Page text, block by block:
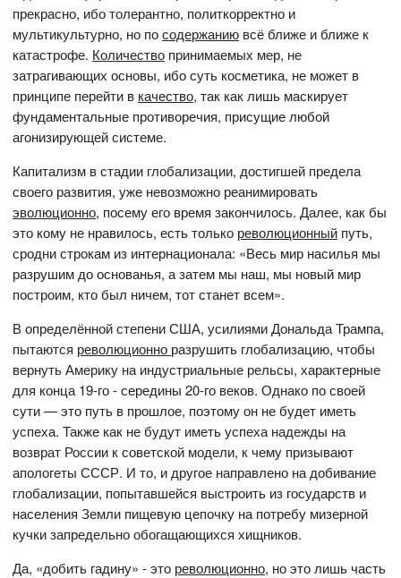
прекрасно, ибо толерантно, политкорректно и
мультикультурно, но посодержанию всё ближе и ближе к
катастрофе. Количество принимаемых мер, не
затрагивающих основы, ибо суть косметика, не может в
принципе перейти в качество, так как лишь маскирует
фундаментальные противоречия, присущие любой
агонизирующей системе.
Капитализм в стадии глобализации, достигшей предела
своего развития, уже невозможно реанимировать
эволюционно, посему его время закончилось. Далее, как бы
это кому не нравилось, есть только революционный путь,
сродни строкам из интернационала: «Весь мир насилья мы
разрушим до основанья, а затем мы наш, мы новый мир
построим, кто был ничем, тот станет всем».
В определённой степени США, усилиями Дональда Трампа,
пытаются революционно разрушить глобализацию, чтобы
вернуть Америку на индустриальные рельсы, характерные
для конца 19-го - середины 20-го веков. Однако по своей
сути — это путь в прошлое, поэтому он не будет иметь
успеха. Также как не будут иметь успеха надежды на
возврат России к советской модели, к чему призывают
апологеты СССР. И то, и другое направлено на добивание
глобализации, попытавшейся выстроить из государств и
населения Земли пищевую цепочку на потребу мизерной
кучки запредельно обогащающихся хищников.
Да, «добить гадину» - это революционно, но это лишь часть